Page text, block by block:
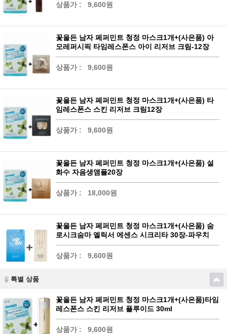
상품가 : 9,600원
꽃을든 남자 페퍼민트 청정 마스크1개+(사은품) 아
모레퍼시픽 타임레스폰스 아이 리저브 크림-12장
상품가 : 9,600원
꽃을든 남자 페퍼민트 청정 마스크1개+(사은품) 타
임레스폰스 스킨 리저브 크림12장
상품가 : 9,600원
꽃을든 남자 페퍼민트 청정 마스크1개+(사은품) 설
화수 자음생앰플20장
상품가 : 18,000원
꽃을든 남자 페퍼민트 청정 마스크1개+(사은품) 숨
로시크숨마 엘릭서 에센스 시크리타 30장-파우치
상품가 : 9,600원
특별 상품
꽃을든 남자 페퍼민트 청정 마스크1개+(사은품)타임
레스폰스 스킨 리저브 플루이드 30ml
상품가 : 9,600원